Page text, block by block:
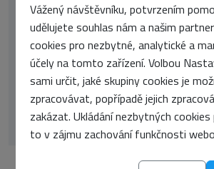
Vážený návštěvníku, potvrzením
udělujete souhlas nám a našim
cookies pro nezbytné, analytické a
účely na tomto zařízení. Volbou
sami určit, jaké skupiny cookies je
zpracovávat, popřípadě jejich
zakázat. Ukládání nezbytných cookies
to v zájmu zachování funkčnosti
Aleš Kerner